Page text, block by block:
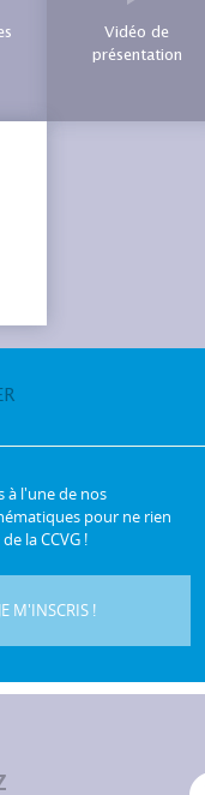
Vidéo de
présentation
à l'une de nos
pour ne rien
la CCVG !
JE M'INSCRIS !